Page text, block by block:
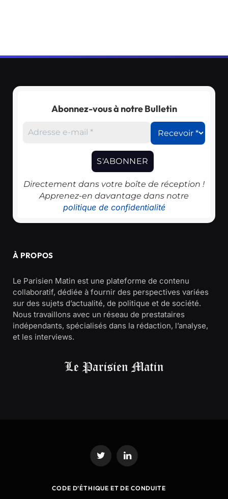
Abonnez-vous à notre Bulletin
Directement dans votre boîte de réception !
Apprenez-en davantage dans notre
politique de confidentialité
À PROPOS
Le Parisien Matin est une plateforme de contenu
collaboratif, dédiée à fournir des perspectives variées
sur des sujets d’actualité, de politique et de société.
Nous travaillons avec un réseau de prestataires
indépendants, spécialisés dans la rédaction, l’analyse,
et les interviews.
Twitter LinkedIn
CODE D’ÉTHIQUE ET DE CONDUITE